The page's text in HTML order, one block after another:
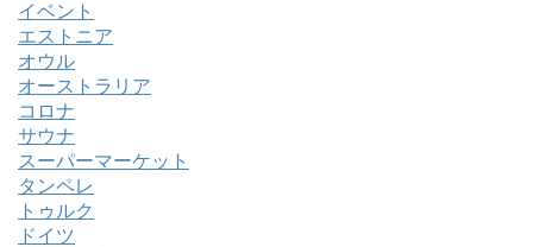
イベント
エストニア
オウル
オーストラリア
コロナ
サウナ
スーパーマーケット
タンペレ
トゥルク
ドイツ